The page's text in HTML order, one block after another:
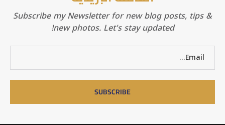
Subscribe my Newsletter for new blog posts, tips &
new photos. Let's stay updated!